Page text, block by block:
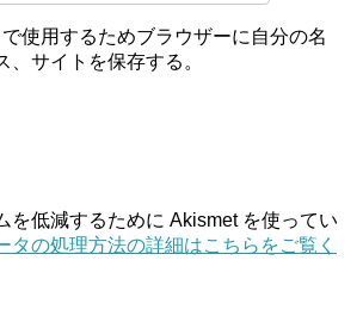
使用するためブラウザーに自分の名
、サイトを保存する。
を低減するために Akismet を使ってい
タの処理方法の詳細はこちらをご覧く